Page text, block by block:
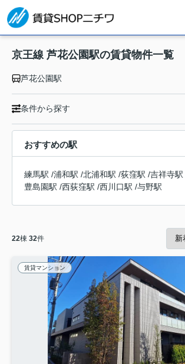
京王線 芦花公園駅の賃貸物件一覧
芦花公園駅
条件から探す
おすすめの駅
練馬駅 /浦和駅 /北浦和駅 /荻窪駅 /吉祥寺駅
豊島園駅 /西荻窪駅 /西川口駅 /与野駅
22棟 32件
賃貸マンション